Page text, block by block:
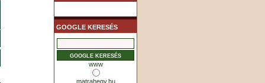
GOOGLE KERESÉS
www
matrahegy.hu